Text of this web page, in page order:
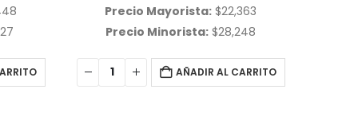
Precio Mayorista: $2,358
Precio Minorista: $2,995
AÑADIR AL CARRITO